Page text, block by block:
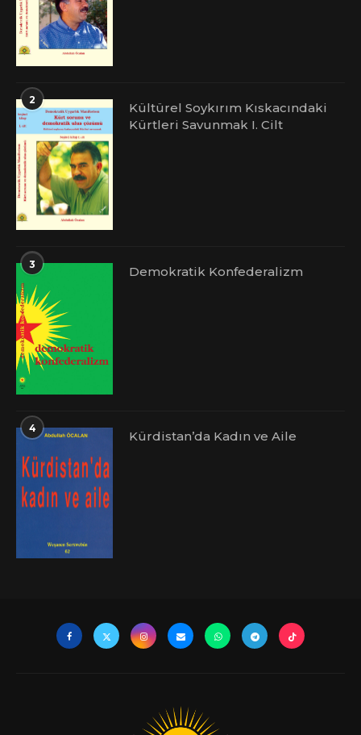
2
Kültürel Soykırım Kıskacındaki
Kürtleri Savunmak I. Cilt
3 Demokratik Konfederalizm
4 Kürdistan’da Kadın ve Aile